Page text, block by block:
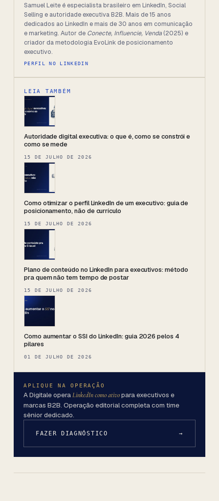
Samuel Leite é especialista brasileiro em LinkedIn, Social
Selling e autoridade executiva B2B. Mais de 15 anos
dedicados ao LinkedIn e mais de 30 anos em comunicação
e marketing. Autor de Conecte, Influencie, Venda (2025) e
criador da metodologia EvoLink de posicionamento
executivo.
PERFIL NO LINKEDIN
LEIA TAMBÉM
Autoridade digital executiva: o que é, como se constrói e
como se mede
15 DE JULHO DE 2026
Como otimizar o perfil LinkedIn de um executivo: guia de
posicionamento, não de currículo
15 DE JULHO DE 2026
Plano de conteúdo no LinkedIn para executivos: método
pra quem não tem tempo de postar
15 DE JULHO DE 2026
Como aumentar o SSI do LinkedIn: guia 2026 pelos 4
pilares
01 DE JULHO DE 2026
APLIQUE NA OPERAÇÃO
A Digitale opera LinkedIn como ativopara executivos e
marcas B2B. Operação editorial completa com time
sênior dedicado.
FAZER DIAGNÓSTICO →